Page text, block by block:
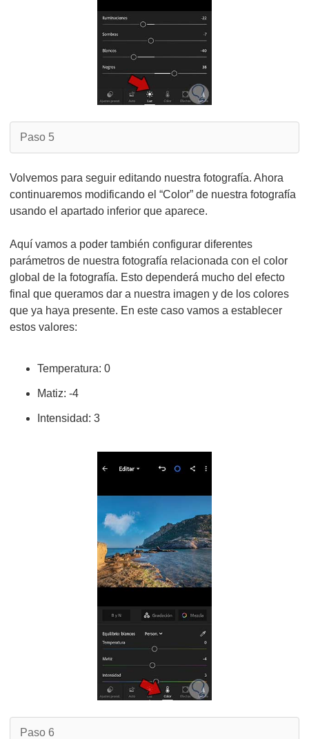
Paso 5
Volvemos para seguir editando nuestra fotografía. Ahora
continuaremos modificando el “Color” de nuestra fotografía
usando el apartado inferior que aparece.
Aquí vamos a poder también configurar diferentes
parámetros de nuestra fotografía relacionada con el color
global de la fotografía. Esto dependerá mucho del efecto
final que queramos dar a nuestra imagen y de los colores
que ya haya presente. En este caso vamos a establecer
estos valores:
Temperatura: 0
Matiz: -4
Intensidad: 3
Paso 6